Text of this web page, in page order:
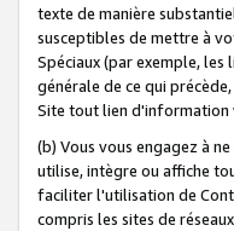
texte de manière
susceptibles de mettre à
Spéciaux (par exemple,
générale de ce qui
Site tout lien d'information
(b) Vous vous engagez à
utilise, intègre ou affiche
faciliter l'utilisation de
compris les sites de